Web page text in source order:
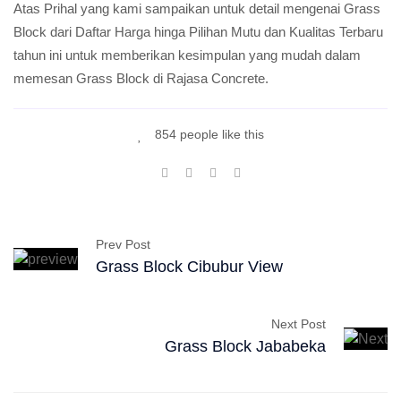
Atas Prihal yang kami sampaikan untuk detail mengenai Grass
Block dari Daftar Harga hinga Pilihan Mutu dan Kualitas Terbaru
tahun ini untuk memberikan kesimpulan yang mudah dalam
memesan Grass Block di Rajasa Concrete.
854 people like this
Prev Post
Grass Block Cibubur View
Next Post
Grass Block Jababeka